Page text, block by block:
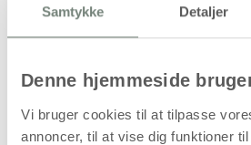
Samtykke Detaljer
Denne hjemmeside
Vi bruger cookies til at tilpasse
annoncer, til at vise dig funktioner
Læg i kurven